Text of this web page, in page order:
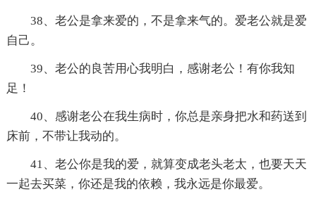
38、老公是拿来爱的，不是拿来气的。爱老公就是爱
自己。
39、老公的良苦用心我明白，感谢老公！有你我知
足！
40、感谢老公在我生病时，你总是亲身把水和药送到
床前，不带让我动的。
41、老公你是我的爱，就算变成老头老太，也要天天
一起去买菜，你还是我的依赖，我永远是你最爱。